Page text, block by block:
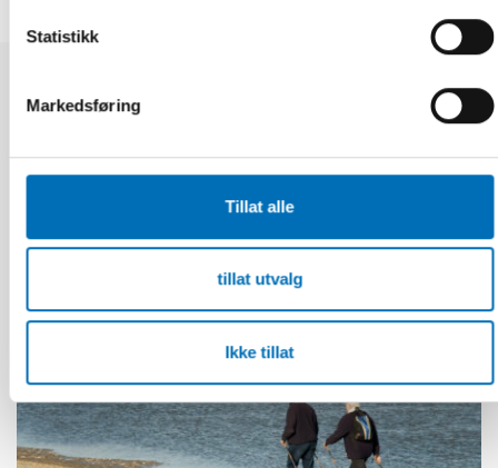
Statistikk
Markedsføring
Tillat alle
tillat utvalg
Ikke tillat
Relaterte nyheter